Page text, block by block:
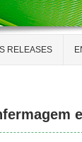
RELEASES